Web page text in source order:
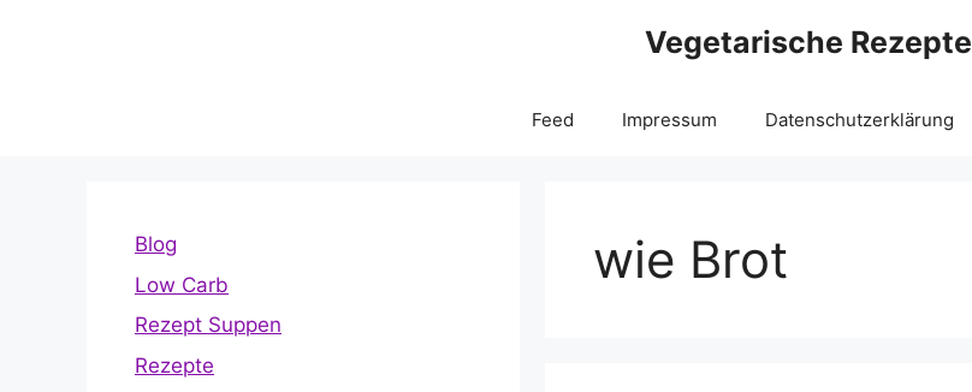
Vegetarische Rezepte
Feed Impressum Datenschutzerklärung
wie Brot
Blog
Low Carb
Rezept Suppen
Rezepte